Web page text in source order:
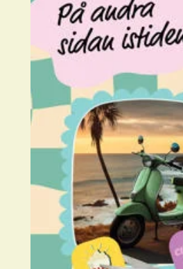
Olivia tipsar
Vinnare
FAQ
För bibliotek